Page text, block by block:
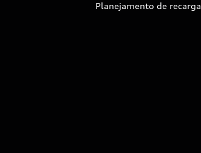
Planejamento de recarga